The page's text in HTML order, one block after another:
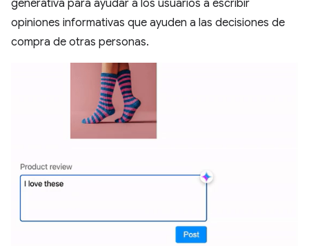
generativa para ayudar a los usuarios a escribir
opiniones informativas que ayuden a las decisiones de
compra de otras personas.